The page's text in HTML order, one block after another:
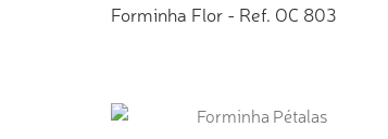
Forminha Flor - Ref. OC 803